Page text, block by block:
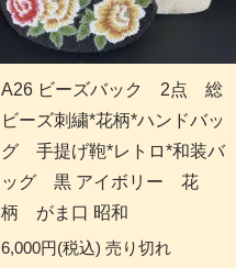
A26 ビーズバック 2点 総
ビーズ刺繍*花柄*ハンドバッ
グ 手提げ鞄*レトロ*和装バ
ッグ 黒 アイボリー 花
柄 がま口 昭和
6,000円(税込) 売り切れ